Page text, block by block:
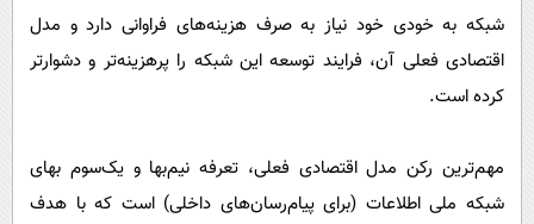
شبکه به خودی خود نیاز به صرف هزینه‌های فراوانی دارد و مدل
اقتصادی فعلی آن، فرایند توسعه این شبکه را پرهزینه‌تر و دشوارتر
کرده است.
مهم‌ترین رکن مدل اقتصادی فعلی، تعرفه نیم‌بها و یک‌سوم بهای
شبکه ملی اطلاعات (برای پیام‌رسان‌های داخلی) است که با هدف